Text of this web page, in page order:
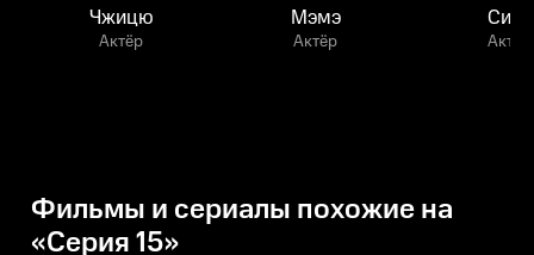
Чжицю
Актёр
Мэмэ
Актёр
Синь
Актёр
Фильмы и сериалы похожие на
«Серия 15»